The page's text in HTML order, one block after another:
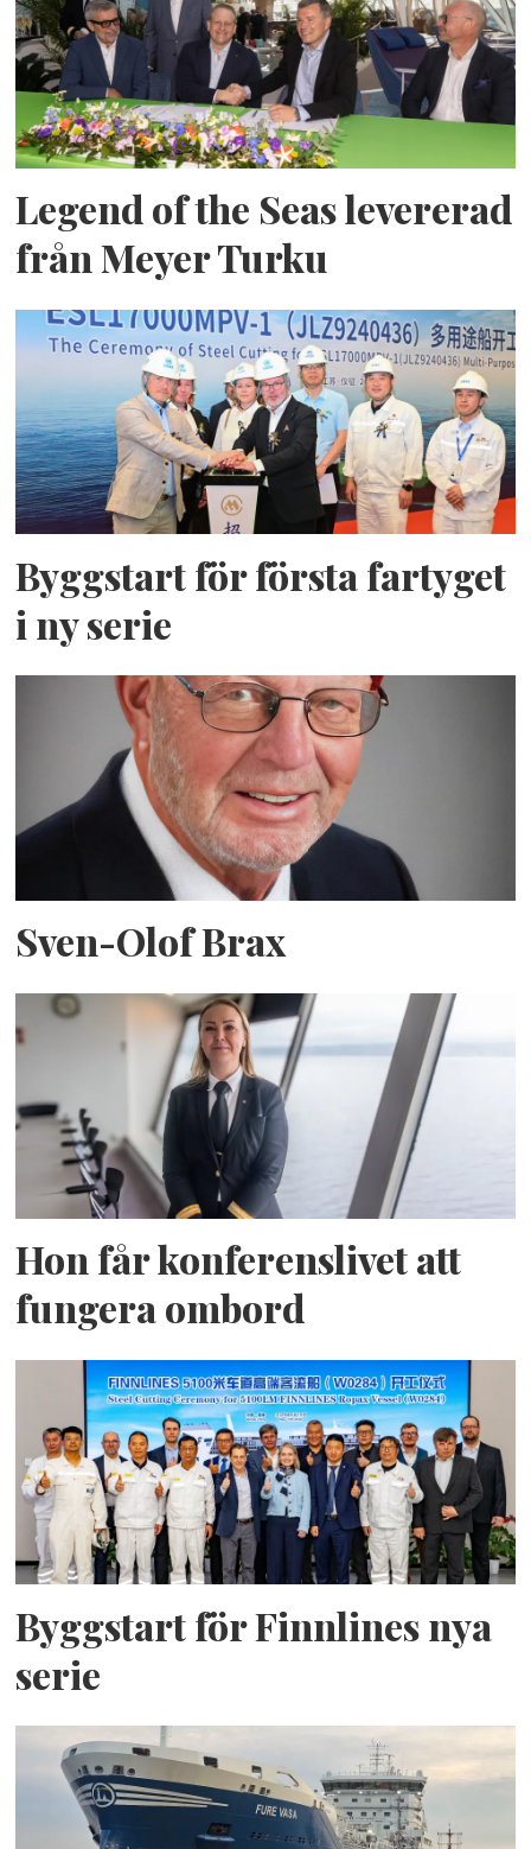
Legend of the Seas levererad
från Meyer Turku
Byggstart för första fartyget
i ny serie
Sven-Olof Brax
Hon får konferenslivet att
fungera ombord
Byggstart för Finnlines nya
serie